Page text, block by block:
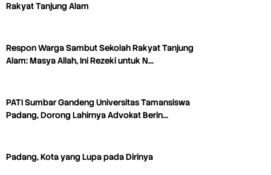
Rakyat Tanjung Alam
Respon Warga Sambut Sekolah Rakyat Tanjung
Alam: Masya Allah, Ini Rezeki untuk N…
PATI Sumbar Gandeng Universitas Tamansiswa
Padang, Dorong Lahirnya Advokat Berin…
Padang, Kota yang Lupa pada Dirinya